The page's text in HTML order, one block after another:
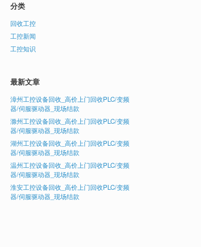
分类
回收工控
工控新闻
工控知识
最新文章
漳州工控设备回收_高价上门回收PLC/变频
器/伺服驱动器_现场结款
滁州工控设备回收_高价上门回收PLC/变频
器/伺服驱动器_现场结款
湖州工控设备回收_高价上门回收PLC/变频
器/伺服驱动器_现场结款
温州工控设备回收_高价上门回收PLC/变频
器/伺服驱动器_现场结款
淮安工控设备回收_高价上门回收PLC/变频
器/伺服驱动器_现场结款